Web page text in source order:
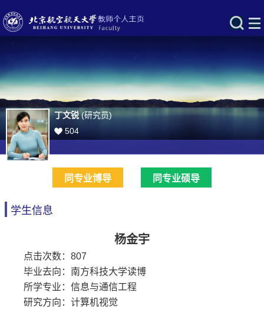
丁文锐(研究员)
504
同专业博导 同专业硕导
学生信息
杨金宇
点击次数： 807
毕业去向：南方科技大学读博
所学专业：信息与通信工程
研究方向：计算机视觉